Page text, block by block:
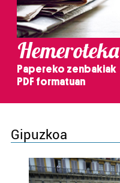
Hemeroteka
Papereko zenbakiak
PDF formatuan
Gipuzkoa